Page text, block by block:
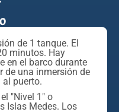
de 1 tanque. El
minutos. Hay
en el barco durante
de una inmersión de
al puerto.
"Nivel 1" o
Islas Medes. Los